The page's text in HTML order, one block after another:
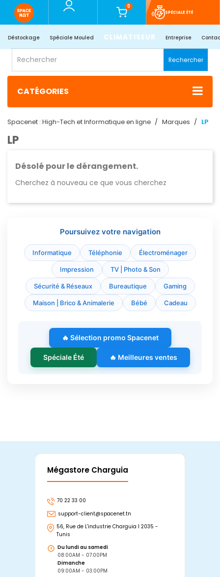
0
SPÉCIALE ÉTÉ
Déstockage Spéciale Mouled CLIMATISEUR Entreprise
Rechercher
CATÉGORIES
Spacenet : High-Tech et Informatique en ligne Marques LP
LP
Désolé pour le dérangement.
Cherchez à nouveau ce que vous cherchez
Poursuivez votre navigation
Informatique Téléphonie Électroménager
Impression TV | Photo & Son
Sécurité & Réseaux Bureautique Gaming
Maison | Brico & Animalerie Bébé Cadeau
🔥 Sélection promo Spacenet
Spéciale Été 🔥 Meilleures ventes
Mégastore Charguia
70 22 33 00
support-client@spacenet.tn
56, Rue de L'industrie Charguia I 2035 -
Tunis
Du lundi au samedi
08:00AM - 07:00PM
Dimanche
09:00AM - 03:00PM